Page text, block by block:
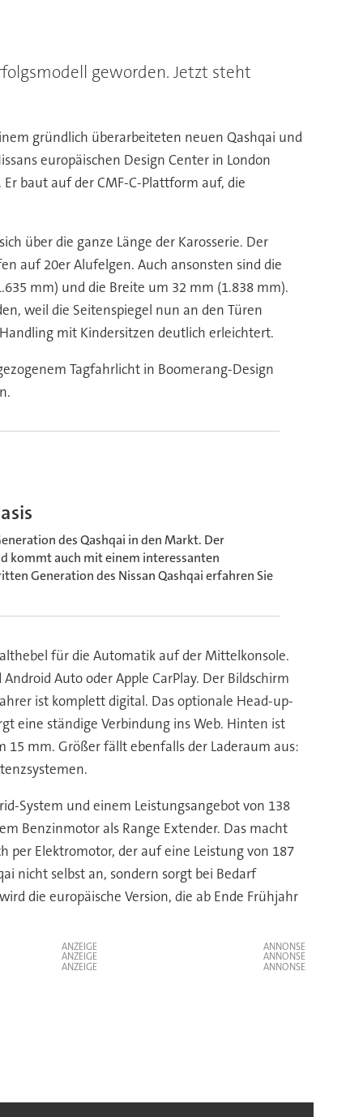
geworden. Jetzt steht
gründlich überarbeiteten neuen Qashqai und
europäischen Design Center in London
baut auf der CMF-C-Plattform auf, die
über die ganze Länge der Karosserie. Der
auf 20er Alufelgen. Auch ansonsten sind die
mm) und die Breite um 32 mm (1.838 mm).
weil die Seitenspiegel nun an den Türen
mit Kindersitzen deutlich erleichtert.
Tagfahrlicht in Boomerang-Design
des Qashqai in den Markt. Der
kommt auch mit einem interessanten
Generation des Nissan Qashqai erfahren Sie
für die Automatik auf der Mittelkonsole.
Auto oder Apple CarPlay. Der Bildschirm
ist komplett digital. Das optionale Head-up-
eine ständige Verbindung ins Web. Hinten ist
mm. Größer fällt ebenfalls der Laderaum aus:
System und einem Leistungsangebot von 138
Benzinmotor als Range Extender. Das macht
per Elektromotor, der auf eine Leistung von 187
nicht selbst an, sondern sorgt bei Bedarf
die europäische Version, die ab Ende Frühjahr
ANZEIGE
ANZEIGE
ANZEIGE